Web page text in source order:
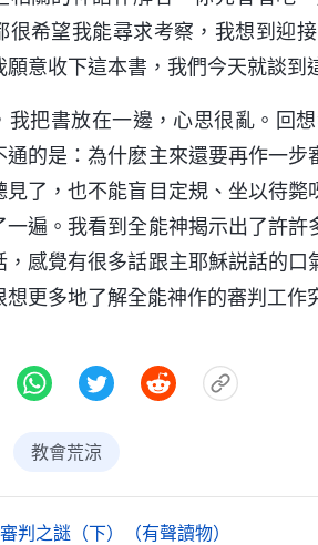
很希望我能尋求考察，我想到迎
願意收下這本書，我們今天就談到
我把書放在一邊，心思很亂。回
通的是：為什麽主來還要再作一
見了，也不能盲目定規、坐以待
一遍。我看到全能神揭示出了許
，感覺有很多話跟主耶穌説話的
想更多地了解全能神作的審判工
教會荒涼
判之謎（下）（有聲讀物）